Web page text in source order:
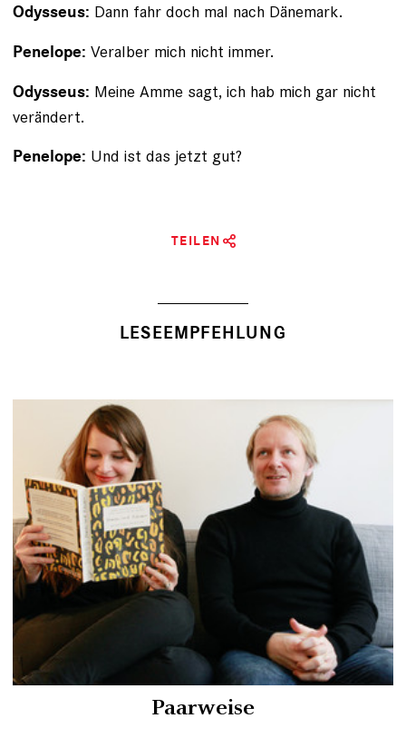
Odysseus: Dann fahr doch mal nach Dänemark.
Penelope: Veralber mich nicht immer.
Odysseus: Meine Amme sagt, ich hab mich gar nicht
verändert.
Penelope: Und ist das jetzt gut?
TEILEN
LESEEMPFEHLUNG
Paarweise